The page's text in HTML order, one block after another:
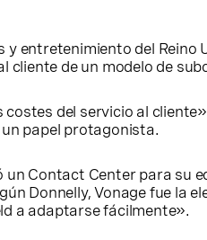
entretenimiento del
cliente de un modelo de
del servicio al
papel protagonista.
Contact Center para su
Donnelly, Vonage fue la
a adaptarse fácilmente».